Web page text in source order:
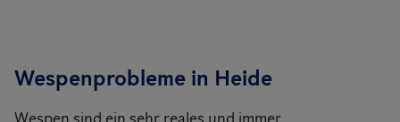
Wespenprobleme in Heide